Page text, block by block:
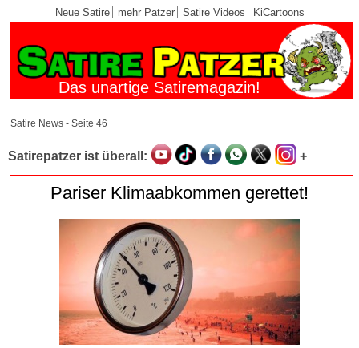
Neue Satire mehr Patzer Satire Videos KiCartoons
Das unartige Satiremagazin!
Satire News - Seite 46
Satirepatzer ist überall: +
Pariser Klimaabkommen gerettet!